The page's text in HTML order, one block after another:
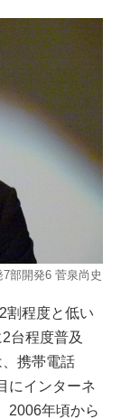
部開発6 菅泉尚史
割程度と低い
台程度普及
携帯電話
にインターネ
2006年頃から